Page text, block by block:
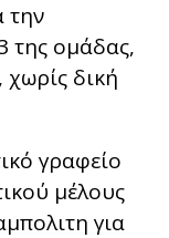
την
της ομάδας,
δική
γραφείο
μέλους
για